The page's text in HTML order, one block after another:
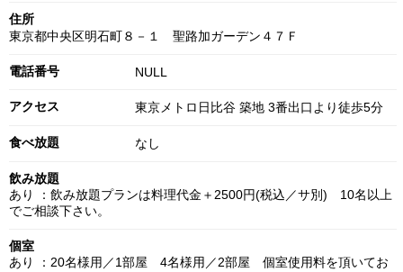
住所
東京都中央区明石町８－１ 聖路加ガーデン４７Ｆ
電話番号 NULL
アクセス 東京メトロ日比谷 築地 3番出口より徒歩5分
食べ放題 なし
飲み放題
あり ：飲み放題プランは料理代金＋2500円(税込／サ別) 10名以上
でご相談下さい。
個室
あり ：20名様用／1部屋 4名様用／2部屋 個室使用料を頂いてお